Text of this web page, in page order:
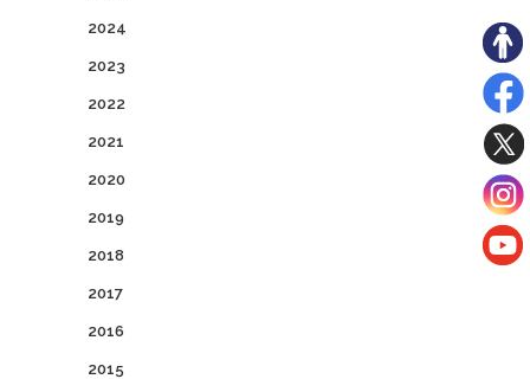
2024
2023
2022
2021
2020
2019
2018
2017
2016
2015